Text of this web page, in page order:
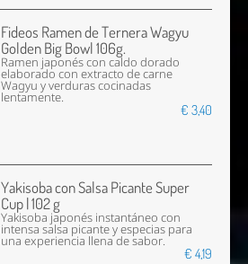
Fideos Ramen de Ternera Wagyu
Golden Big Bowl 106g.
Ramen japonés con caldo dorado
elaborado con extracto de carne
Wagyu y verduras cocinadas
lentamente.
€ 3,40
Yakisoba con Salsa Picante Super
Cup | 102 g
Yakisoba japonés instantáneo con
intensa salsa picante y especias para
una experiencia llena de sabor.
€ 4,19